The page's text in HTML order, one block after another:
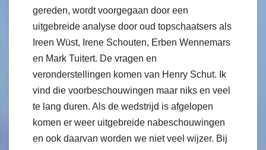
gereden, wordt voorgegaan door een
uitgebreide analyse door oud topschaatsers als
Ireen Wüst, Irene Schouten, Erben Wennemars
en Mark Tuitert. De vragen en
veronderstellingen komen van Henry Schut. Ik
vind die voorbeschouwingen maar niks en veel
te lang duren. Als de wedstrijd is afgelopen
komen er weer uitgebreide nabeschouwingen
en ook daarvan worden we niet veel wijzer. Bij